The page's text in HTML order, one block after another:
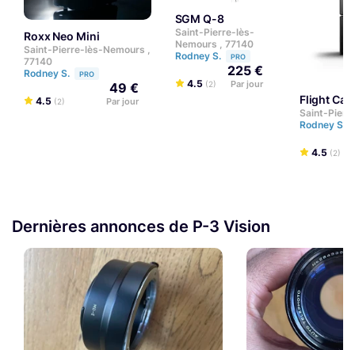
Roxx Neo Mini
Saint-Pierre-lès-Nemours ,
77140
Rodney S.
PRO
4.5 (2)
49 €
Par jour
SGM Q-8
Saint-Pierre-lès-
Nemours , 77140
Rodney S.
PRO
4.5 (2)
225 €
Par jour
Flight
Saint-
Rodney S.
4.5 (2)
Dernières annonces de P-3 Vision